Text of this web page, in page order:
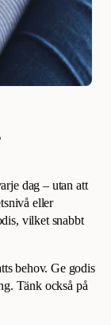
dag – utan att
eller
vilket snabbt
behov. Ge godis
Tänk också på